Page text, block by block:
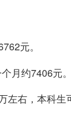
元。
月约7406元。
右，本科生